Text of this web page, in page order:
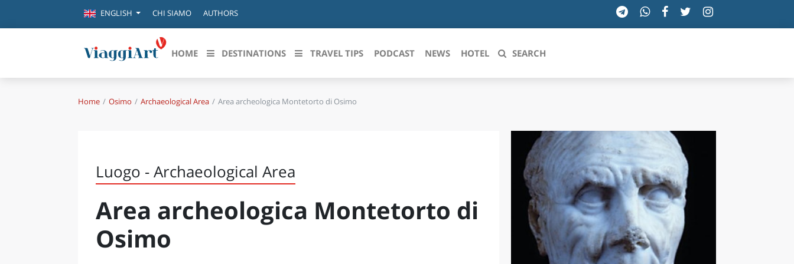
ENGLISH CHI SIAMO AUTHORS
HOME DESTINATIONS
Destinazioni in evidenza
FIRENZE
NAPOLI
BOLOGNA
LA SILA
IL SALENTO
Scopri le regioni italiane
CALABRIA
CAMPANIA
EMILIA-ROMAGNA
MOLISE
TOSCANA
TRENTINO-ALTO ADIGE
UMBRIA
VALLE D'AOSTA
VENETO
TRAVEL TIPS PODCAST NEWS HOTEL SEARCH
Home Osimo Archaeological Area Area archeologica Montetorto di Osimo
Luogo - Archaeological Area
Area archeologica Montetorto di
Osimo